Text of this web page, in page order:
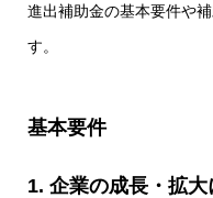
進出補助金の基本要件や
す。
基本要件
1. 企業の成長・拡